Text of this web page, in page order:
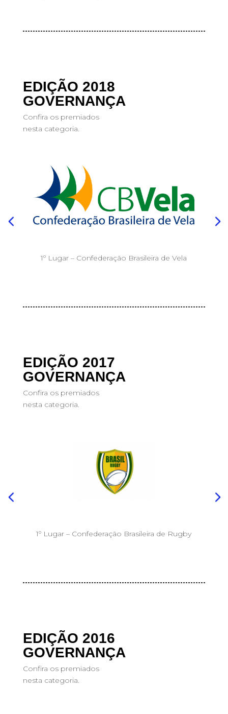
EDIÇÃO 2018
GOVERNANÇA
Confira os premiados
nesta categoria.
1º Lugar – Confederação Brasileira de Vela
EDIÇÃO 2017
GOVERNANÇA
Confira os premiados
nesta categoria.
1º Lugar – Confederação Brasileira de Rugby
EDIÇÃO 2016
GOVERNANÇA
Confira os premiados
nesta categoria.